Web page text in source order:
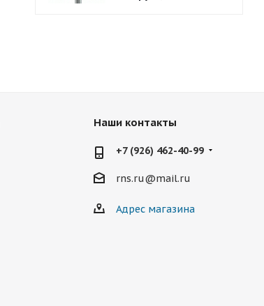
Наши контакты
+7 (926) 462-40-99
rns.ru@mail.ru
Адрес магазина